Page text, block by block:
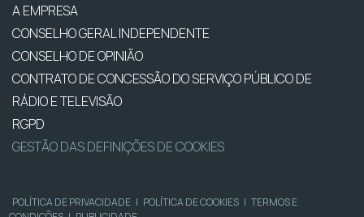
A EMPRESA
CONSELHO GERAL INDEPENDENTE
CONSELHO DE OPINIÃO
CONTRATO DE CONCESSÃO DO SERVIÇO PÚBLICO DE
RÁDIO E TELEVISÃO
RGPD
GESTÃO DAS DEFINIÇÕES DE COOKIES
POLÍTICA DE PRIVACIDADE | POLÍTICA DE COOKIES | TERMOS E